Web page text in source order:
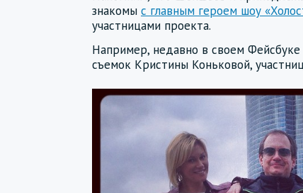
знакомы с главным героем шоу
участницами проекта.
Например, недавно в своем
съемок Кристины Коньковой,